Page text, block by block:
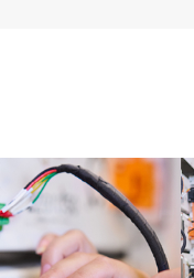
opérationnelle et